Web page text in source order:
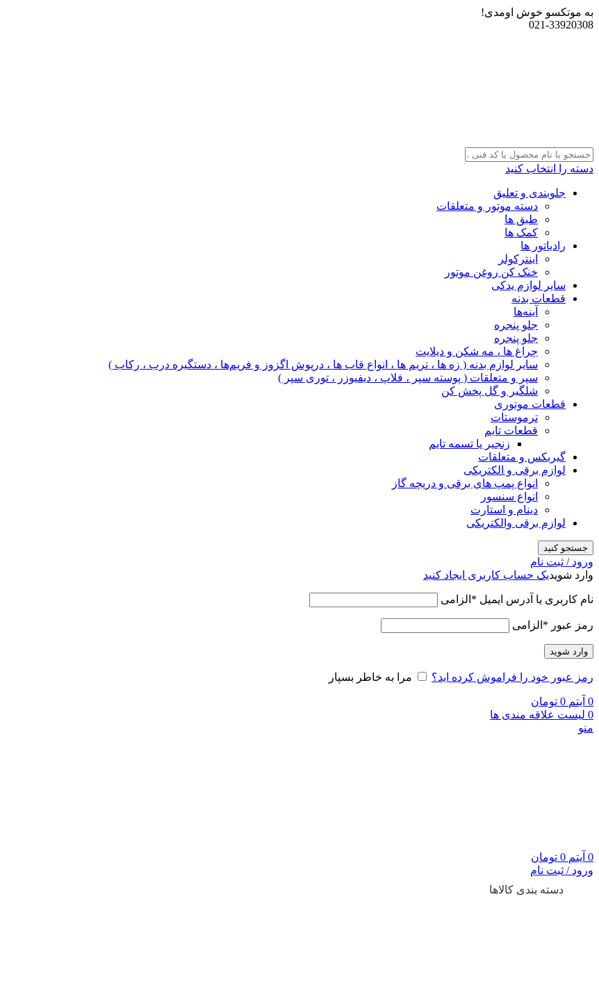
به موتکسو خوش اومدی!
021-33920308
دسته را انتخاب کنید
جلوبندی و تعلیق
دسته موتور و متعلقات
طبق ها
کمک ها
رادیاتور ها
اینترکولر
خنک کن روغن موتور
سایر لوازم یدکی
قطعات بدنه
آینه‌ها
جلو پنجره
جلو پنجره
چراغ‌ ها ، مه‌ شکن و دیلایت
سایر لوازم بدنه ( زه ها ، تریم ها ، انواع قاب ها ، درپوش اگزوز و فریم‌ها ، دستگیره درب ، رکاب )
سپر و متعلقات ( پوسته سپر ، فلاپ ، دیفیوزر ، توری سپر )
شلگیر و گل‌ پخش‌ کن
قطعات موتوری
ترموستات
قطعات تایم
زنجیر یا تسمه تایم
گیربکس و متعلقات
لوازم برقی و الکتریکی
انواع پمپ های برقی و دریچه گاز
انواع سنسور
دینام و استارت
لوازم برقی والکتریکی
جستجو کنید
ورود / ثبت نام
وارد شویدیک حساب کاربری ایجاد کنید
نام کاربری یا آدرس ایمیل * الزامی
رمز عبور * الزامی
وارد شوید
رمز عبور خود را فراموش کرده اید؟ مرا به خاطر بسپار
0 آیتم 0 تومان
0 لیست علاقه مندی ها
منو
0 آیتم 0 تومان
ورود / ثبت نام
دسته بندی کالاها